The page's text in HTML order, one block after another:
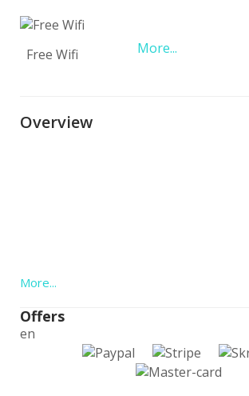
Free Wifi More...
Overview
More...
Offers
en